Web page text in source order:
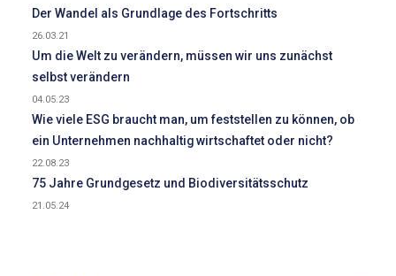
Der Wandel als Grundlage des Fortschritts
26.03.21
Um die Welt zu verändern, müssen wir uns zunächst
selbst verändern
04.05.23
Wie viele ESG braucht man, um feststellen zu können, ob
ein Unternehmen nachhaltig wirtschaftet oder nicht?
22.08.23
75 Jahre Grundgesetz und Biodiversitätsschutz
21.05.24